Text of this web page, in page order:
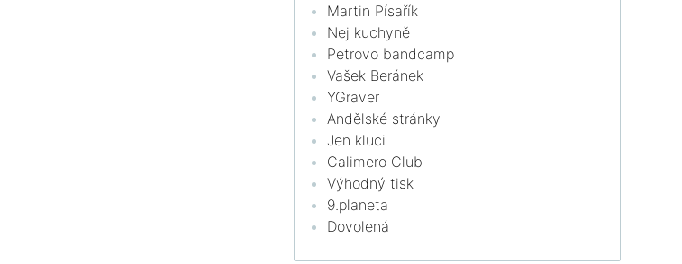
Martin Písařík
Nej kuchyně
Petrovo bandcamp
Vašek Beránek
YGraver
Andělské stránky
Jen kluci
Calimero Club
Výhodný tisk
9.planeta
Dovolená